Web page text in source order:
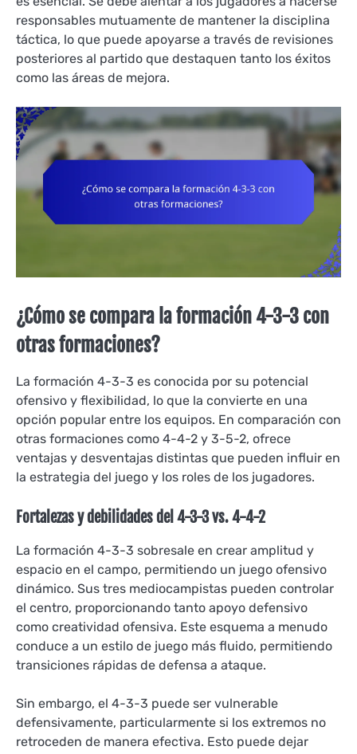
responsables mutuamente de mantener la disciplina
táctica, lo que puede apoyarse a través de revisiones
posteriores al partido que destaquen tanto los éxitos
como las áreas de mejora.
¿Cómo se compara la formación 4-3-3 con
otras formaciones?
La formación 4-3-3 es conocida por su potencial
ofensivo y flexibilidad, lo que la convierte en una
opción popular entre los equipos. En comparación con
otras formaciones como 4-4-2 y 3-5-2, ofrece
ventajas y desventajas distintas que pueden influir en
la estrategia del juego y los roles de los jugadores.
Fortalezas y debilidades del 4-3-3 vs. 4-4-2
La formación 4-3-3 sobresale en crear amplitud y
espacio en el campo, permitiendo un juego ofensivo
dinámico. Sus tres mediocampistas pueden controlar
el centro, proporcionando tanto apoyo defensivo
como creatividad ofensiva. Este esquema a menudo
conduce a un estilo de juego más fluido, permitiendo
transiciones rápidas de defensa a ataque.
Sin embargo, el 4-3-3 puede ser vulnerable
defensivamente, particularmente si los extremos no
retroceden de manera efectiva. Esto puede dejar